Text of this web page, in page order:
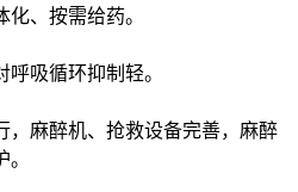
、按需给药。
吸循环抑制轻。
，麻醉机、抢救设备完善，麻醉